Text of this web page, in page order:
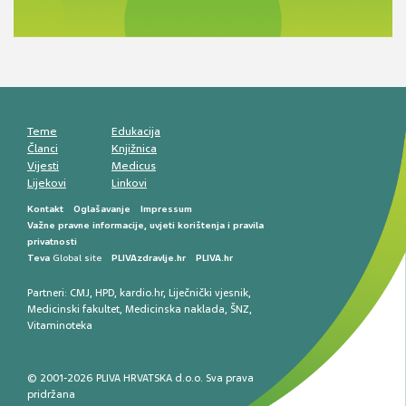
smetnji do rane onkološke dijagnostike
Teme
Članci
Vijesti
Lijekovi
Edukacija
Knjižnica
Medicus
Linkovi
Kontakt Oglašavanje
Impressum
Važne pravne informacije, uvjeti korištenja i pravila
privatnosti
Teva Global site PLIVAzdravlje.hr PLIVA.hr
Partneri: CMJ, HPD, kardio.hr, Liječnički vjesnik,
Medicinski fakultet, Medicinska naklada, ŠNZ,
Vitaminoteka
© 2001-2026 PLIVA HRVATSKA d.o.o. Sva prava
pridržana